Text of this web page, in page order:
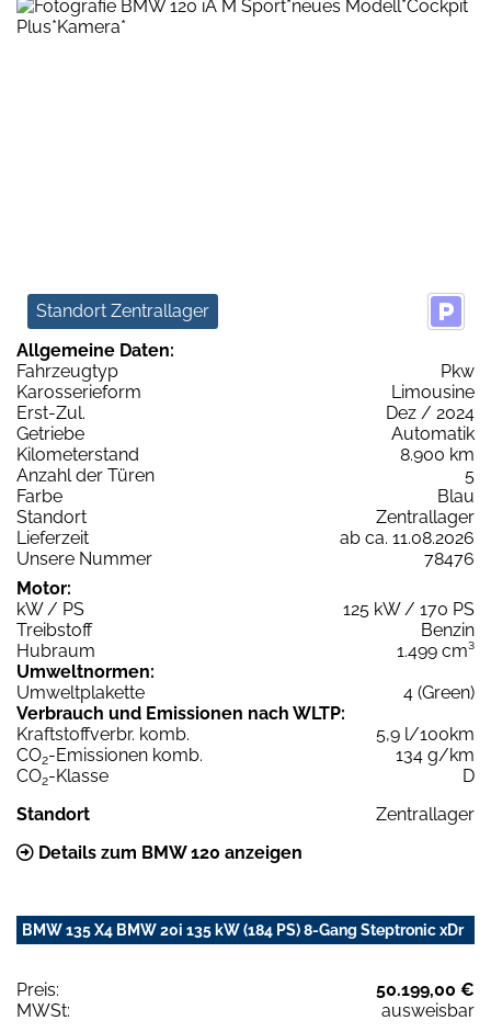
Standort Zentrallager
Allgemeine Daten:
Fahrzeugtyp
Pkw
Karosserieform
Limousine
Erst-Zul.
Dez / 2024
Getriebe
Automatik
Kilometerstand
8.900 km
Anzahl der Türen
5
Farbe
Blau
Standort
Zentrallager
Lieferzeit
ab ca. 11.08.2026
Unsere Nummer
78476
Motor:
kW / PS
125 kW / 170 PS
Treibstoff
Benzin
Hubraum
1.499 cm³
Umweltnormen:
Umweltplakette
4 (Green)
Verbrauch und Emissionen nach WLTP:
Kraftstoffverbr. komb.
5,9 l/100km
CO2-Emissionen komb.
134 g/km
CO2-Klasse
D
Standort
Zentrallager
Details zum BMW 120 anzeigen
BMW 135 X4 BMW 20i 135 kW (184 PS) 8-Gang Steptronic xDr
Preis:
50.199,00 €
MWSt:
ausweisbar